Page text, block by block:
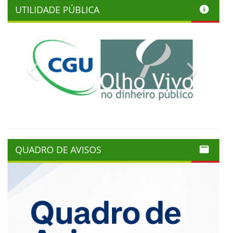
UTILIDADE PÚBLICA
Previous
QUADRO DE AVISOS